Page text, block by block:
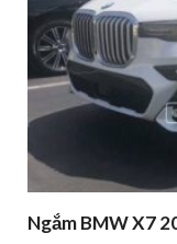
Ngắm BMW X7